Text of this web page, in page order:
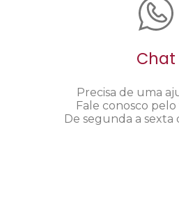
Chat
Precisa de uma
Fale conosco
De segunda a sexta